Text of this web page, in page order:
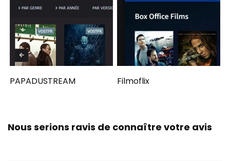
PAPADUSTREAM Filmoflix
Nous serions ravis de connaître votre avis